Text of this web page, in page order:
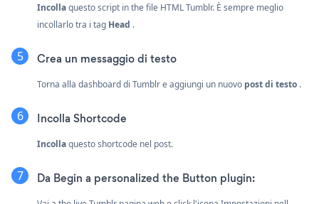
Incollaquesto script in the file HTML Tumblr. È sempre meglio
incollarlo tra i tag Head .
Crea un messaggio di testo
Torna alla dashboard di Tumblr e aggiungi un nuovo post di testo .
Incolla Shortcode
Incollaquesto shortcode nel post.
Da Begin a personalized the Button plugin: